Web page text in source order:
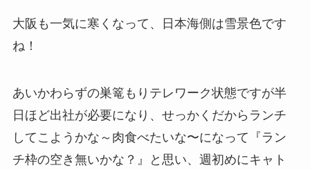
大阪も一気に寒くなって、日本海側は雪景色です
ね！
あいかわらずの巣篭もりテレワーク状態ですが半
日ほど出社が必要になり、せっかくだからランチ
してこようかな～肉食べたいな〜になって『ラン
チ枠の空き無いかな？』と思い、週初めにキャト